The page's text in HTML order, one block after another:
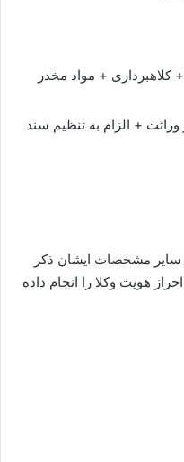
+ مواد مخدر
+ الزام به تنظیم سند
سایر مشخصات ایشان ذکر
احراز هویت وکلا را انجام داده